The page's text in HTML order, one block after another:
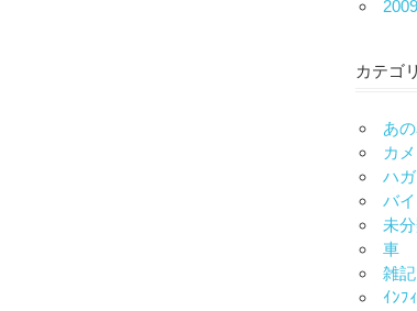
カテゴ
あ
カ
ハ
バ
未
車
雑記
ｲﾝﾌ